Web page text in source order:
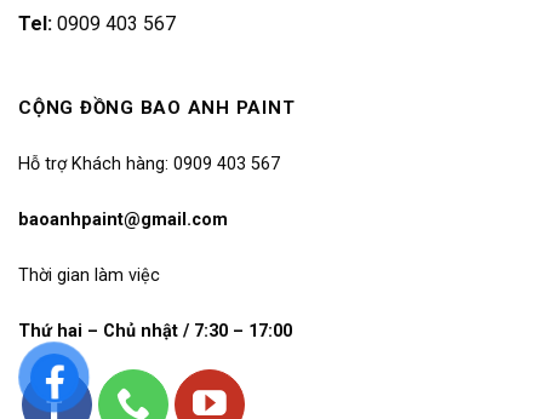
Tel: 0909 403 567
CỘNG ĐỒNG BAO ANH PAINT
Hỗ trợ Khách hàng: 0909 403 567
baoanhpaint@gmail.com
Thời gian làm việc
Thứ hai – Chủ nhật / 7:30 – 17:00